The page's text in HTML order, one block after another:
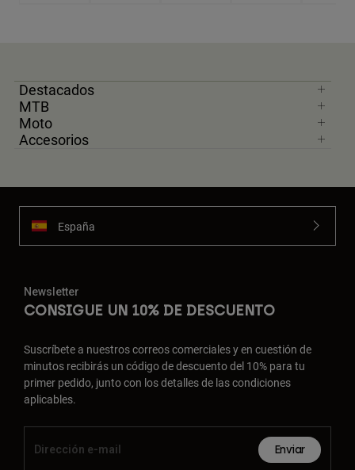
Destacados
MTB
Moto
Accesorios
España
Newsletter
CONSIGUE UN 10% DE DESCUENTO
Suscríbete a nuestros correos comerciales y en cuestión de
minutos recibirás un código de descuento del 10% para tu
primer pedido, junto con los detalles de las condiciones
aplicables.
Enviar